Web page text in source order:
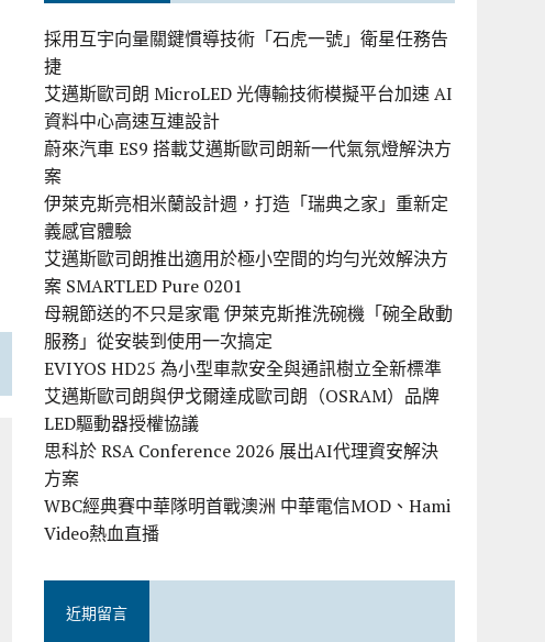
採用互宇向量關鍵慣導技術「石虎一號」衛星任務告
捷
艾邁斯歐司朗 MicroLED 光傳輸技術模擬平台加速 AI
資料中心高速互連設計
蔚來汽車 ES9 搭載艾邁斯歐司朗新一代氣氛燈解決方
案
伊萊克斯亮相米蘭設計週，打造「瑞典之家」重新定
義感官體驗
艾邁斯歐司朗推出適用於極小空間的均勻光效解決方
案 SMARTLED Pure 0201
母親節送的不只是家電 伊萊克斯推洗碗機「碗全啟動
服務」從安裝到使用一次搞定
EVIYOS HD25 為小型車款安全與通訊樹立全新標準
艾邁斯歐司朗與伊戈爾達成歐司朗（OSRAM）品牌
LED驅動器授權協議
思科於 RSA Conference 2026 展出AI代理資安解決
方案
WBC經典賽中華隊明首戰澳洲 中華電信MOD、Hami
Video熱血直播
近期留言